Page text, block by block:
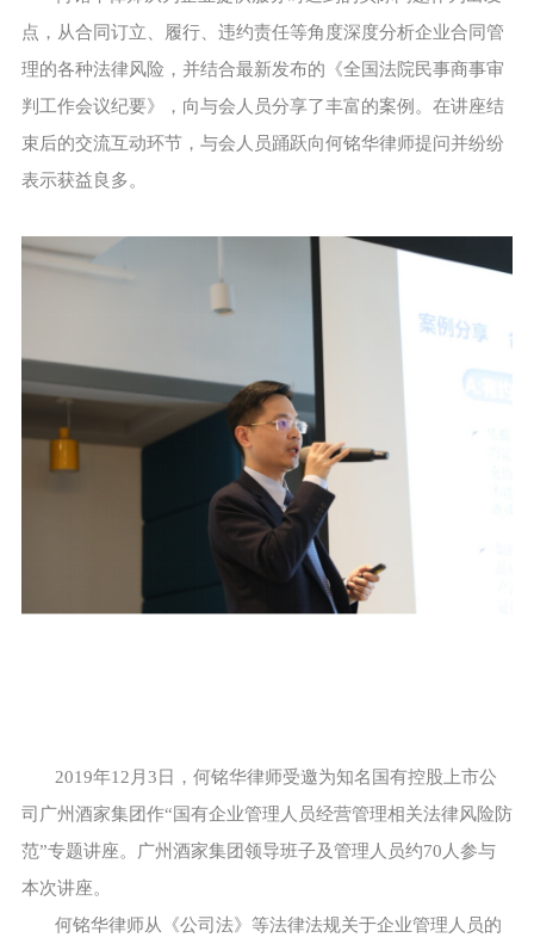
点，从合同订立、履行、违约责任等角度深度分析企业合同管
理的各种法律风险，并结合最新发布的《全国法院民事商事审
判工作会议纪要》，向与会人员分享了丰富的案例。在讲座结
束后的交流互动环节，与会人员踊跃向何铭华律师提问并纷纷
表示获益良多。
2019年12月3日，何铭华律师受邀为知名国有控股上市公
司广州酒家集团作“国有企业管理人员经营管理相关法律风险防
范”专题讲座。广州酒家集团领导班子及管理人员约70人参与
本次讲座。
何铭华律师从《公司法》等法律法规关于企业管理人员的